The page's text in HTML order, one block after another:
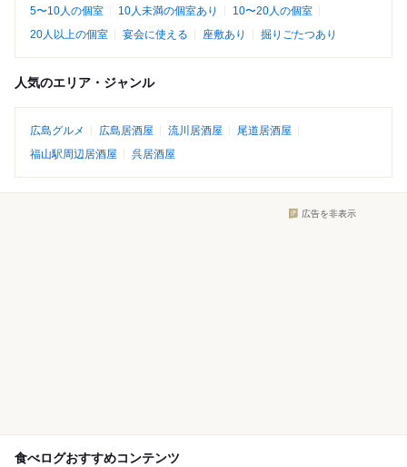
5〜10人の個室
10人未満の個室あり
10〜20人の個室
20人以上の個室
宴会に使える 座敷あり 掘りごたつあり
人気のエリア・ジャンル
広島グルメ 広島居酒屋 流川居酒屋
尾道居酒屋
福山駅周辺居酒屋
呉居酒屋
広告を非表示
食べログおすすめコンテンツ